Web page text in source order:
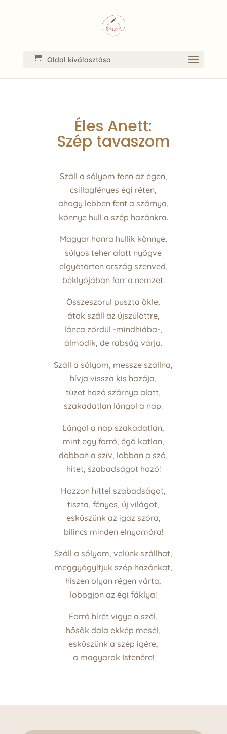
Oldal kiválasztása
Éles Anett:
Szép tavaszom
Száll a sólyom fenn az égen,
csillagfényes égi réten,
ahogy lebben fent a szárnya,
könnye hull a szép hazánkra.
Magyar honra hullik könnye,
súlyos teher alatt nyögve
elgyötörten ország szenved,
béklyójában forr a nemzet.
Összeszorul puszta ökle,
átok száll az újszülöttre,
lánca zördül -mindhiába-,
álmodik, de rabság várja.
Száll a sólyom, messze szállna,
hívja vissza kis hazája,
tüzet hozó szárnya alatt,
szakadatlan lángol a nap.
Lángol a nap szakadatlan,
mint egy forró, égő katlan,
dobban a szív, lobban a szó,
hitet, szabadságot hozó!
Hozzon hittel szabadságot,
tiszta, fényes, új világot,
esküszünk az igaz szóra,
bilincs minden elnyomóra!
Száll a sólyom, velünk szállhat,
meggyógyítjuk szép hazánkat,
hiszen olyan régen várta,
lobogjon az égi fáklya!
Forró hírét vigye a szél,
hősök dala ekkép mesél,
esküszünk a szép igére,
a magyarok Istenére!